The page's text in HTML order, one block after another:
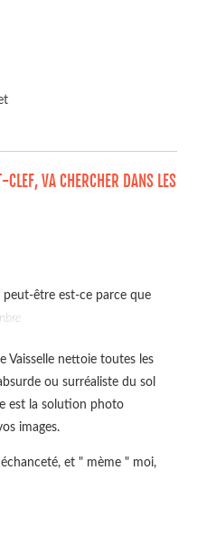
VA CHERCHER DANS LES
être est-ce parce que
Vaisselle nettoie toutes les
ou surréaliste du sol
est la solution photo
images.
et " mème " moi,